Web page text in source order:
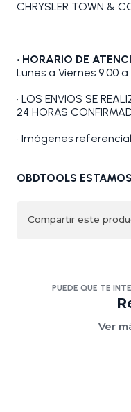
CHRYSLER TOWN &
• HORARIO DE
Lunes a Viernes 9:00 a
• LOS ENVIOS SE
24 HORAS
• Imágenes
OBDTOOLS
Compartir este
PUEDE QUE TE
Ver